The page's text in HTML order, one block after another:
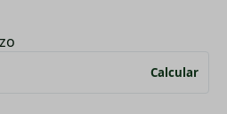
Calcular